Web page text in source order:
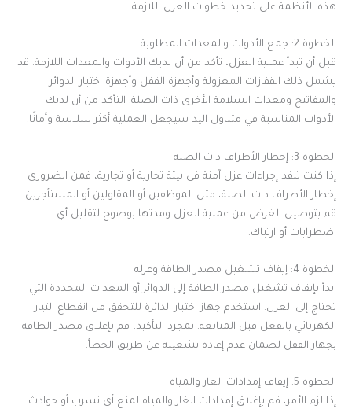
هذه الأنظمة على تحديد خطوات العزل اللازمة.
الخطوة 2: جمع الأدوات والمعدات المطلوبة
قبل أن تبدأ عملية العزل، تأكد من أن لديك الأدوات والمعدات اللازمة. قد
يشمل ذلك القفازات المعزولة وأجهزة القفل وأجهزة اختبار الدوائر
والمفاتيح ومعدات السلامة الأخرى ذات الصلة. التأكد من أن لديك
الأدوات المناسبة في متناول اليد سيجعل العملية أكثر سلاسة وأمانًا.
الخطوة 3: إخطار الأطراف ذات الصلة
إذا كنت تنفذ إجراءات عزل آمنة في بيئة تجارية أو تجارية، فمن الضروري
إخطار الأطراف ذات الصلة، مثل الموظفين أو المقاولين أو المستأجرين.
قم بتوصيل الغرض من عملية العزل ومدتها بوضوح لتقليل أي
اضطرابات أو ارتباك.
الخطوة 4: إيقاف تشغيل مصدر الطاقة وعزله
ابدأ بإيقاف تشغيل مصدر الطاقة إلى الدوائر أو المعدات المحددة التي
تحتاج إلى العزل. استخدم جهاز اختبار الدائرة للتحقق من انقطاع التيار
الكهربائي بالفعل قبل المتابعة. بمجرد التأكيد، قم بإغلاق مصدر الطاقة
بجهاز القفل لضمان عدم إعادة تشغيله عن طريق الخطأ.
الخطوة 5: إيقاف إمدادات الغاز والمياه
إذا لزم الأمر، قم بإغلاق إمدادات الغاز والمياه لمنع أي تسرب أو حوادث